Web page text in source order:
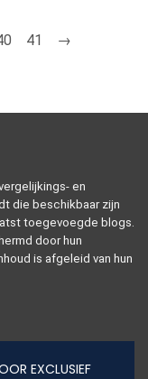
41 →
en
die beschikbaar zijn
toegevoegde blogs.
door hun
is afgeleid van hun
EXCLUSIEF